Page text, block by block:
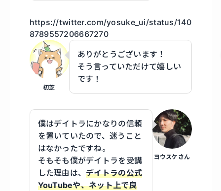
https://twitter.com/yosuke_ui/status/140
8789557206667270
初芝
ありがとうございます！
そう言っていただけて嬉しい
です！
ヨウスケさん
僕はデイトラにかなりの信頼
を置いていたので、迷うこと
はなかったですね。
そもそも僕がデイトラを受講
した理由は、デイトラの公式
YouTubeや、ネット上で良